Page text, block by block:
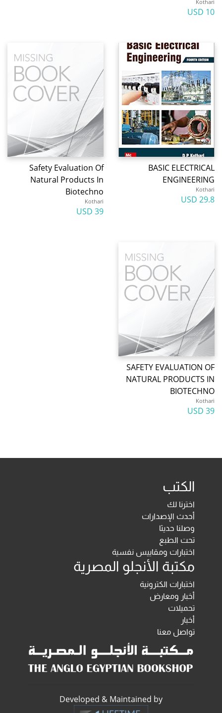
Kothari
10 USD
BASIC ELECTRICAL
ENGINEERING
Kothari
29.8 USD
Safety Evaluation Of
Natural Products In
Biotechno
Kothari
39 USD
SAFETY EVALUATION OF
NATURAL PRODUCTS IN
BIOTECHNO
Kothari
39 USD
الكتب
اخترنا لك
أحدث الإصدارات
وصلنا حديثا
تحت الطبع
اختبارات ومقاييس نفسية
مكتبة الأنجلو المصرية
اختبارات الكترونية
أخبار ومعارض
تحميلات
أخبار
تواصل معنا
Developed & Maintained by